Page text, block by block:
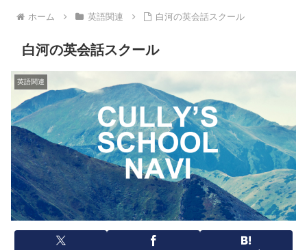
ホーム 英語関連 白河の英会話スクール
白河の英会話スクール
英語関連